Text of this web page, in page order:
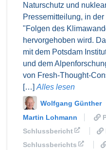
Naturschutz und
Pressemitteilung, in
"Folgen des
hervorgehoben wird.
mit dem Potsdam
und dem
von Fresh-Thought-
[…] Alles lesen
Wolfgang Günther
Martin Lohmann
Schlussbericht
Schlussberichts